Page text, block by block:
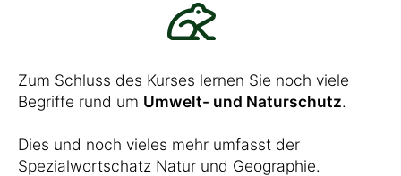
Zum Schluss des Kurses lernen Sie noch viele
Begriffe rund um Umwelt- und Naturschutz.
Dies und noch vieles mehr umfasst der
Spezialwortschatz Natur und Geographie.